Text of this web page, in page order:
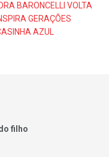
BARONCELLI VOLTA
GERAÇÕES
AZUL
filho